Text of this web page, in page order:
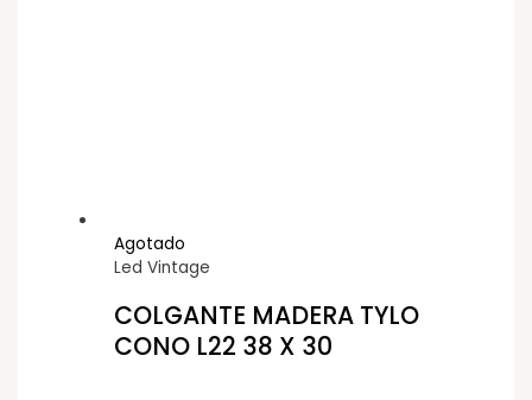
Agotado
Led Vintage
COLGANTE MADERA TYLO
CONO L22 38 X 30